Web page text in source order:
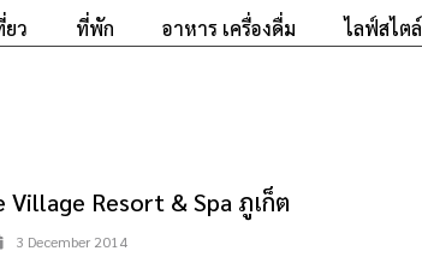
ยว ที่พัก อาหาร เครื่องดื่ม ไลฟ์สไตล์
Village Resort & Spa ภูเก็ต
3 December 2014